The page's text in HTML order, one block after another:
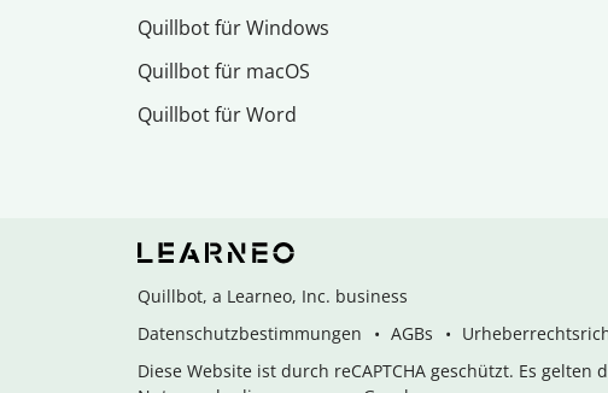
Quillbot für Windows
Quillbot für macOS
Quillbot für Word
Quillbot, a Learneo, Inc. business
Datenschutzbestimmungen
AGBs
Diese Website ist durch reCAPTCHA geschützt. Es